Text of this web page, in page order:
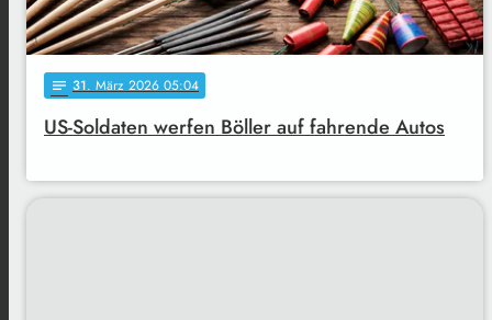
notes 31. März 2026 05:04
US-Soldaten werfen Böller auf fahrende Autos